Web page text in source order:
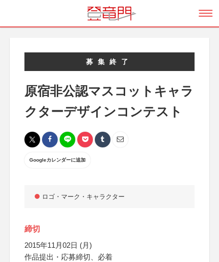
募集終了
原宿非公認マスコットキャラ
クターデザインコンテスト
Googleカレンダーに追加
ロゴ・マーク・キャラクター
締切
2015年11月02日 (月)
作品提出・応募締切、必着